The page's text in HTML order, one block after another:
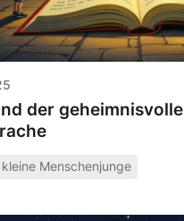
der geheimnisvolle
Menschenjunge